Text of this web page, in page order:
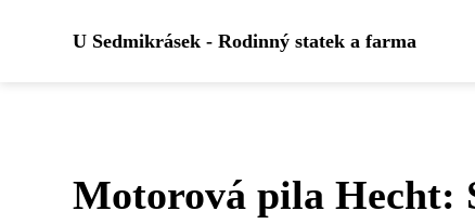
U Sedmikrásek - Rodinný statek a farma
Motorová pila Hecht: